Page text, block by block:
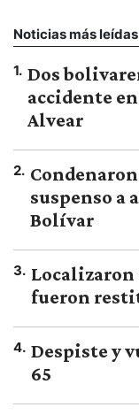
Noticias más leídas
1. Dos
accidente
Alvear
2.
suspenso a
Bolívar
3. Localizaron
fueron
4. Despiste y
65